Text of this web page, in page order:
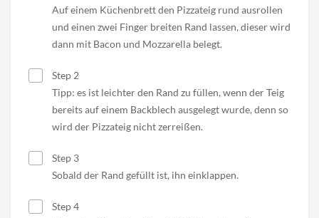
Auf einem Küchenbrett den Pizzateig rund ausrollen
und einen zwei Finger breiten Rand lassen, dieser wird
dann mit Bacon und Mozzarella belegt.
Step 2
Tipp: es ist leichter den Rand zu füllen, wenn der Teig
bereits auf einem Backblech ausgelegt wurde, denn so
wird der Pizzateig nicht zerreißen.
Step 3
Sobald der Rand gefüllt ist, ihn einklappen.
Step 4